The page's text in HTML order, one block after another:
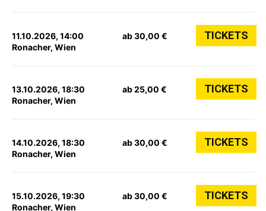
11.10.2026, 14:00
Ronacher, Wien
ab 30,00 € TICKETS
13.10.2026, 18:30
Ronacher, Wien
ab 25,00 € TICKETS
14.10.2026, 18:30
Ronacher, Wien
ab 30,00 € TICKETS
15.10.2026, 19:30
Ronacher, Wien
ab 30,00 € TICKETS